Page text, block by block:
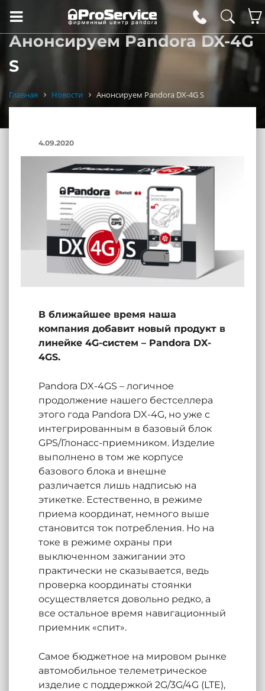
Анонсируем Pandora DX-4G
S
Главная Новости Анонсируем Pandora DX-4G S
4.09.2020
В ближайшее время наша
компания добавит новый продукт в
линейке 4G-систем – Pandora DX-
4GS.
Pandora DX-4GS – логичное
продолжение нашего бестселлера
этого года Pandora DX-4G, но уже с
интегрированным в базовый блок
GPS/Глонасс-приемником. Изделие
выполнено в том же корпусе
базового блока и внешне
различается лишь надписью на
этикетке. Естественно, в режиме
приема координат, немного выше
становится ток потребления. Но на
токе в режиме охраны при
выключенном зажигании это
практически не сказывается, ведь
проверка координаты стоянки
осуществляется довольно редко, а
все остальное время навигационный
приемник «спит».
Самое бюджетное на мировом рынке
автомобильное телеметрическое
изделие с поддержкой 2G/3G/4G (LTE),